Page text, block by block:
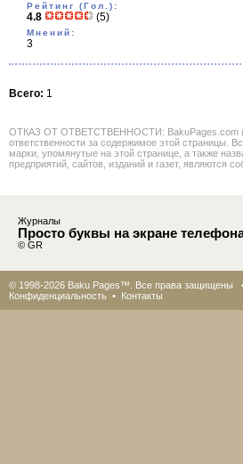
Рейтинг (Гол.):
4.8 (5)
Мнений:
3
Всего: 1
ОТКАЗ ОТ ОТВЕТСТВЕННОСТИ: BakuPages.com
ответственности за содержимое этой страницы.
марки, упомянутые на этой странице, а также
предприятий, сайтов, изданий и газет, являются
Журналы
Просто буквы на экране
© GR
© 1998-2026 Baku Pages™. Все права защищены
Конфиденциальность • Контакты